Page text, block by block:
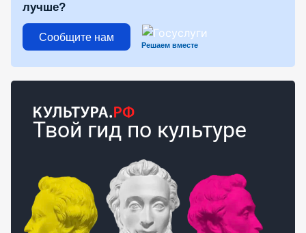
лучше?
Сообщите нам
Решаем вместе
Твой гид по культуре